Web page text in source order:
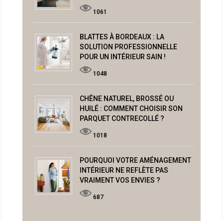
1061
BLATTES À BORDEAUX : LA
SOLUTION PROFESSIONNELLE
POUR UN INTÉRIEUR SAIN !
1048
CHÊNE NATUREL, BROSSÉ OU
HUILÉ : COMMENT CHOISIR SON
PARQUET CONTRECOLLÉ ?
1018
POURQUOI VOTRE AMÉNAGEMENT
INTÉRIEUR NE REFLÈTE PAS
VRAIMENT VOS ENVIES ?
687